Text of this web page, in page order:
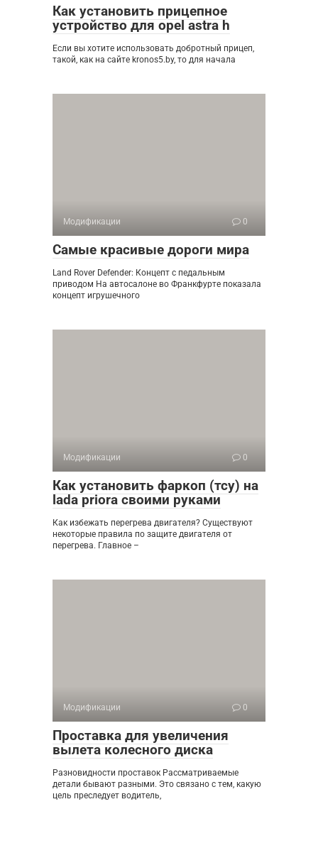
Как установить прицепное
устройство для opel astra h
Если вы хотите использовать добротный прицеп,
такой, как на сайте kronos5.by, то для начала
Модификации 0
Самые красивые дороги мира
Land Rover Defender: Концепт с педальным
приводом На автосалоне во Франкфурте показала
концепт игрушечного
Модификации 0
Как установить фаркоп (тсу) на
lada priora своими руками
Как избежать перегрева двигателя? Существуют
некоторые правила по защите двигателя от
перегрева. Главное –
Модификации 0
Проставка для увеличения
вылета колесного диска
Разновидности проставок Рассматриваемые
детали бывают разными. Это связано с тем, какую
цель преследует водитель,